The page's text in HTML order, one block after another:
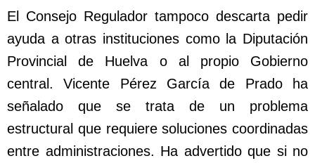
El Consejo Regulador tampoco descarta pedir
ayuda a otras instituciones como la Diputación
Provincial de Huelva o al propio Gobierno
central. Vicente Pérez García de Prado ha
señalado que se trata de un problema
estructural que requiere soluciones coordinadas
entre administraciones. Ha advertido que si no